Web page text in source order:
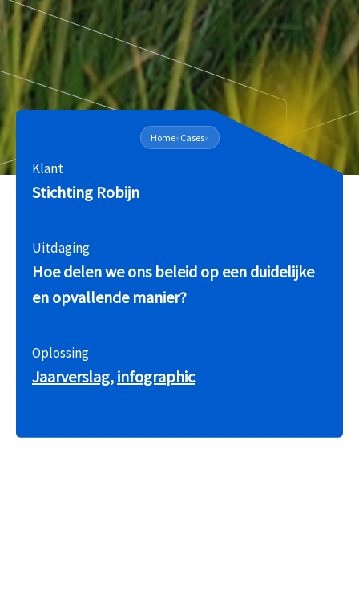
Home»Cases»
Klant
Stichting Robijn
Uitdaging
Hoe delen we ons beleid op een duidelijke
en opvallende manier?
Oplossing
Jaarverslag, infographic